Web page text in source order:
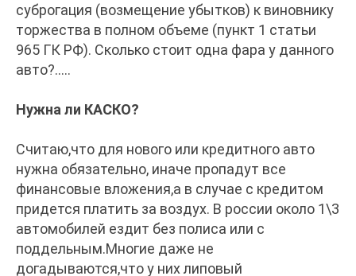
суброгация (возмещение убытков) к виновнику
торжества в полном объеме (пункт 1 статьи
965 ГК РФ). Сколько стоит одна фара у данного
авто?…..
Нужна ли КАСКО?
Считаю,что для нового или кредитного авто
нужна обязательно, иначе пропадут все
финансовые вложения,а в случае с кредитом
придется платить за воздух. В россии около 1\3
автомобилей ездит без полиса или с
поддельным.Многие даже не
догадываются,что у них липовый